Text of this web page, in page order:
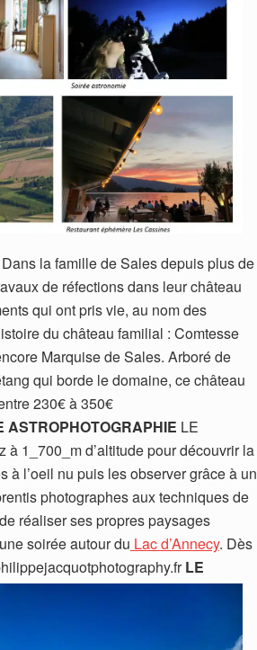
Dans la famille de Sales depuis plus de
de réfections dans leur château
qui ont pris vie, au nom des
du château familial : Comtesse
Marquise de Sales. Arboré de
qui borde le domaine, ce château
230€ à 350€
ASTROPHOTOGRAPHIE LE
1_700_m d’altitude pour découvrir la
l’oeil nu puis les observer grâce à un
photographes aux techniques de
réaliser ses propres paysages
soirée autour du Lac d’Annecy. Dès
LE